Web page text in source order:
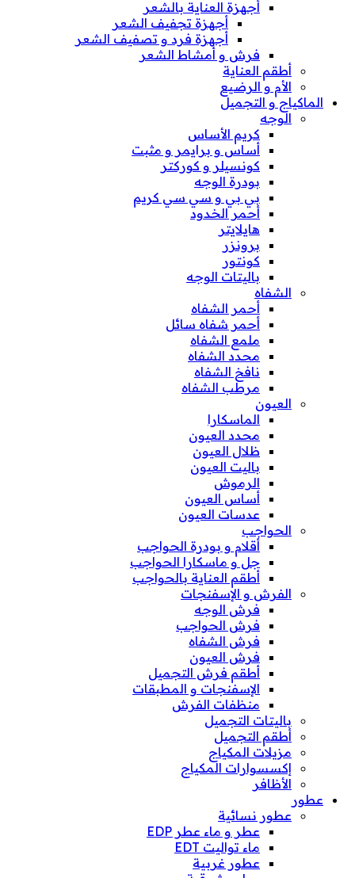
أجهزة العناية بالشعر
أجهزة تجفيف الشعر
أجهزة فرد و تصفيف الشعر
فرش و أمشاط الشعر
أطقم العناية
الأم و الرضيع
الماكياج و التجميل
الوجه
كريم الأساس
أساس و برايمر و مثبت
كونسيلر و كوركتر
بودرة الوجه
بي بي و سي سي كريم
أحمر الخدود
هايلايتر
برونزر
كونتور
باليتات الوجه
الشفاه
أحمر الشفاه
أحمر شفاه سائل
ملمع الشفاه
محدد الشفاه
نافخ الشفاه
مرطب الشفاه
العيون
الماسكارا
محدد العيون
ظلال العيون
باليت العيون
الرموش
أساس العيون
عدسات العيون
الحواجب
أقلام و بودرة الحواجب
جل و ماسكارا الحواجب
أطقم العناية بالحواجب
الفرش و الإسفنجات
فرش الوجه
فرش الحواجب
فرش الشفاه
فرش العيون
أطقم فرش التجميل
الإسفنجات و المطبقات
منظفات الفرش
باليتات التجميل
أطقم التجميل
مزيلات المكياج
إكسسوارات المكياج
الأظافر
عطور
عطور نسائية
عطر و ماء عطر EDP
ماء تواليت EDT
عطور غربية